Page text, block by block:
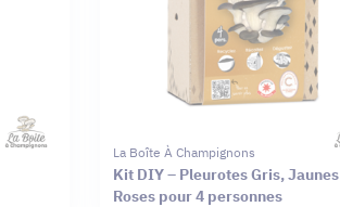
La Boîte À Champignons
Kit DIY – Pleurotes Gris,
Roses pour 4 personnes